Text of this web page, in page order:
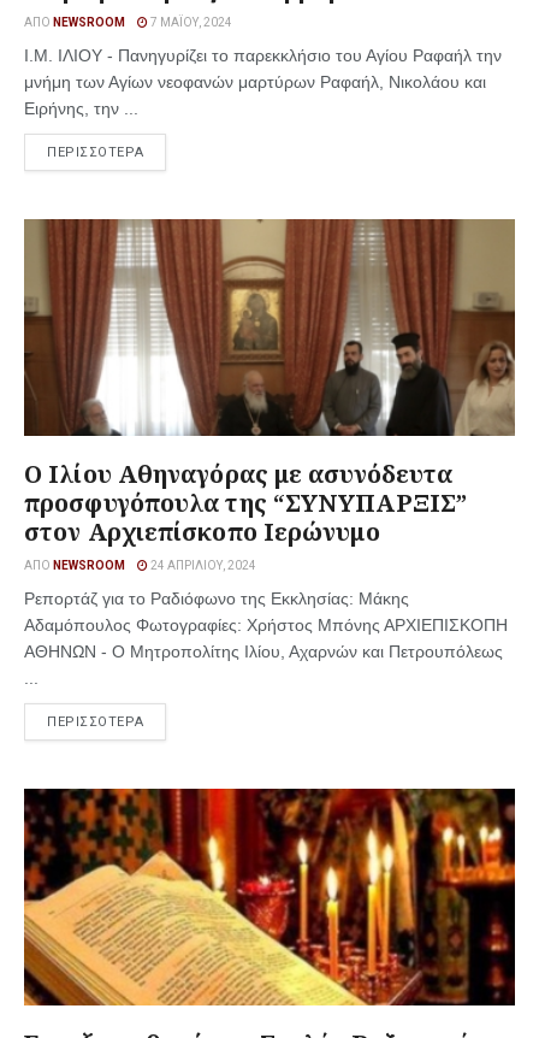
ΑΠΌ NEWSROOM 7 ΜΑΪ́ΟΥ, 2024
Ι.Μ. ΙΛΙΟΥ - Πανηγυρίζει το παρεκκλήσιο του Αγίου Ραφαήλ την
μνήμη των Αγίων νεοφανών μαρτύρων Ραφαήλ, Νικολάου και
Ειρήνης, την ...
ΠΕΡΙΣΣΟΤΕΡΑ
Ο Ιλίου Αθηναγόρας με ασυνόδευτα
προσφυγόπουλα της “ΣΥΝΥΠΑΡΞΙΣ”
στον Αρχιεπίσκοπο Ιερώνυμο
ΑΠΌ NEWSROOM 24 ΑΠΡΙΛΊΟΥ, 2024
Ρεπορτάζ για το Ραδιόφωνο της Εκκλησίας: Μάκης
Αδαμόπουλος Φωτογραφίες: Χρήστος Μπόνης ΑΡΧΙΕΠΙΣΚΟΠΗ
ΑΘΗΝΩΝ - Ο Μητροπολίτης Ιλίου, Αχαρνών και Πετρουπόλεως
ΠΕΡΙΣΣΟΤΕΡΑ